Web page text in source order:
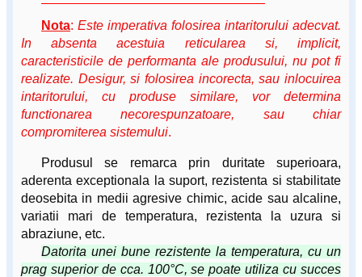
Nota: Este imperativa folosirea intaritorului adecvat.
In absenta acestuia reticularea si, implicit,
caracteristicile de performanta ale produsului, nu pot fi
realizate. Desigur, si folosirea incorecta, sau inlocuirea
intaritorului, cu produse similare, vor determina
functionarea necorespunzatoare, sau chiar
compromiterea sistemului.
Produsul se remarca prin duritate superioara,
aderenta exceptionala la suport, rezistenta si stabilitate
deosebita in medii agresive chimic, acide sau alcaline,
variatii mari de temperatura, rezistenta la uzura si
abraziune, etc.
Datorita unei bune rezistente la temperatura, cu un
prag superior de cca. 100°C, se poate utiliza cu succes